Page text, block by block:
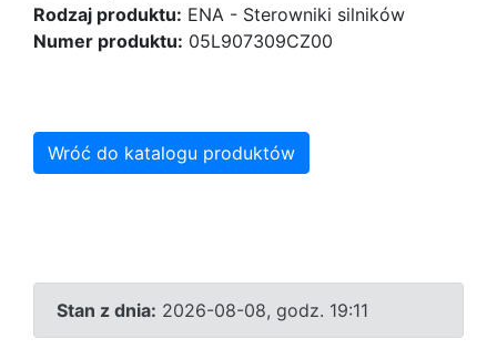
Rodzaj produktu: ENA - Sterowniki silników
Numer produktu: 05L907309CZ00
Wróć do katalogu produktów
Stan z dnia: 2026-08-08, godz. 19:11